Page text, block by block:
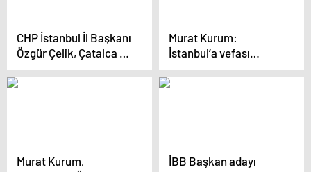
CHP İstanbul İl Başkanı
Özgür Çelik, Çatalca ve
Üsküdar’da saha
çalışmalarına katıldı
Murat Kurum:
İstanbul’a vefası
olmayanlarla
yönetilemez
Murat Kurum,
İBB Başkan adayı